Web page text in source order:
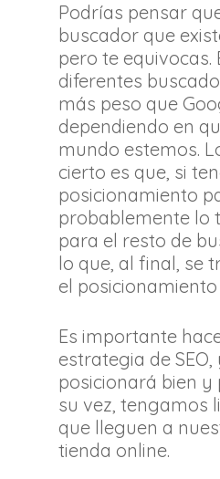
Podrías pensar
buscador que
pero te equivocas.
diferentes
más peso que
dependiendo en
mundo estemos.
cierto es que, si
posicionamiento
probablemente lo
para el resto de
lo que, al final, se
el posicionamiento
Es importante
estrategia de
posicionará bien y
su vez, tengamos
que lleguen a
tienda online.